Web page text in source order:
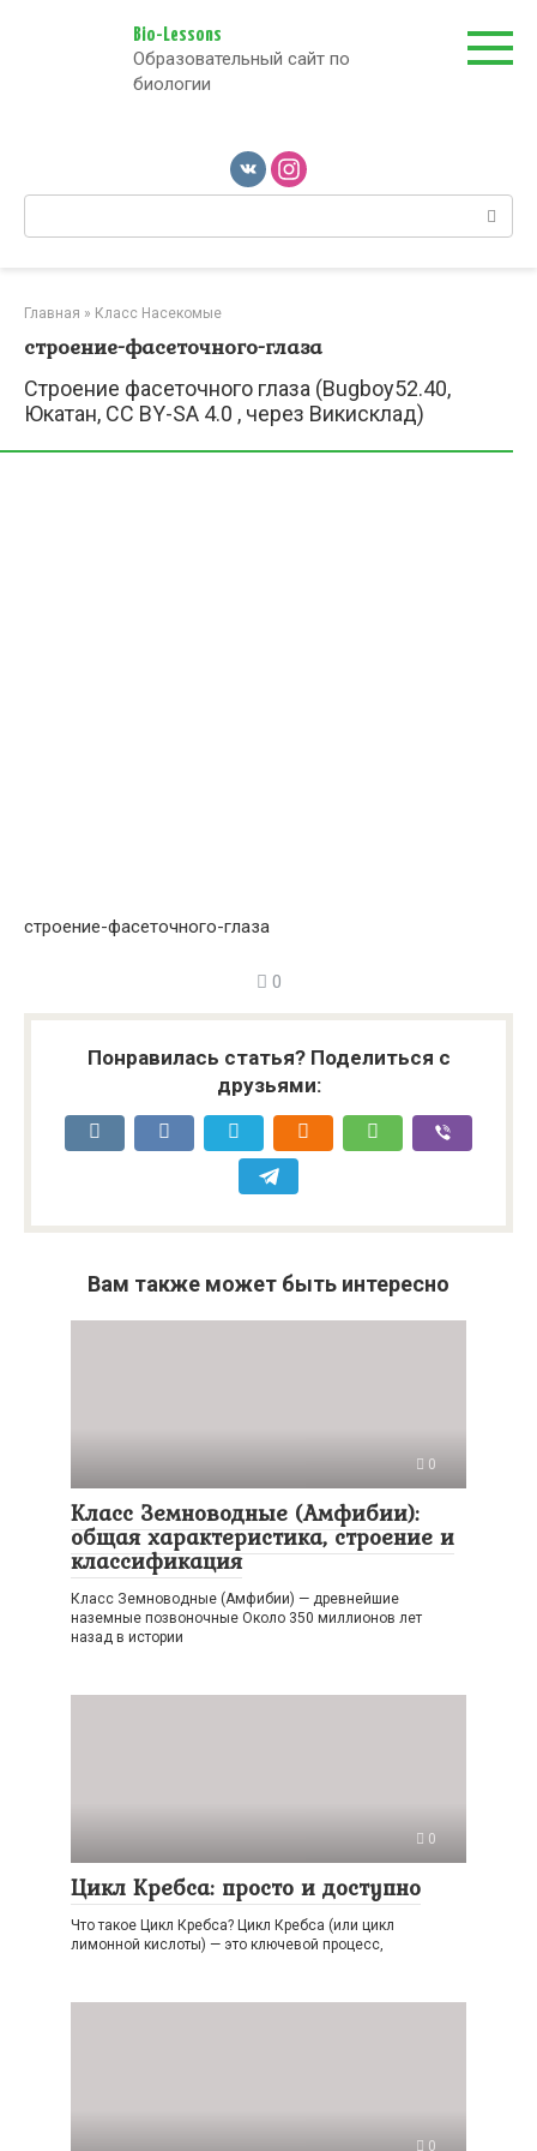
Bio-Lessons
Образовательный сайт по
биологии
Поиск:
Главная » Класс Насекомые
строение-фасеточного-глаза
Строение фасеточного глаза (Bugboy52.40,
Юкатан, CC BY-SA 4.0 , через Викисклад)
строение-фасеточного-глаза
0
Понравилась статья? Поделиться с
друзьями:
Вам также может быть интересно
0
Класс Земноводные (Амфибии):
общая характеристика, строение и
классификация
Класс Земноводные (Амфибии) — древнейшие
наземные позвоночные Около 350 миллионов лет
назад в истории
0
Цикл Кребса: просто и доступно
Что такое Цикл Кребса? Цикл Кребса (или цикл
лимонной кислоты) — это ключевой процесс,
0